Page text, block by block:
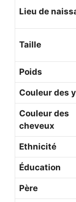
Lieu de
Taille
Poids
Couleur des
Couleur des
cheveux
Ethnicité
Éducation
Père